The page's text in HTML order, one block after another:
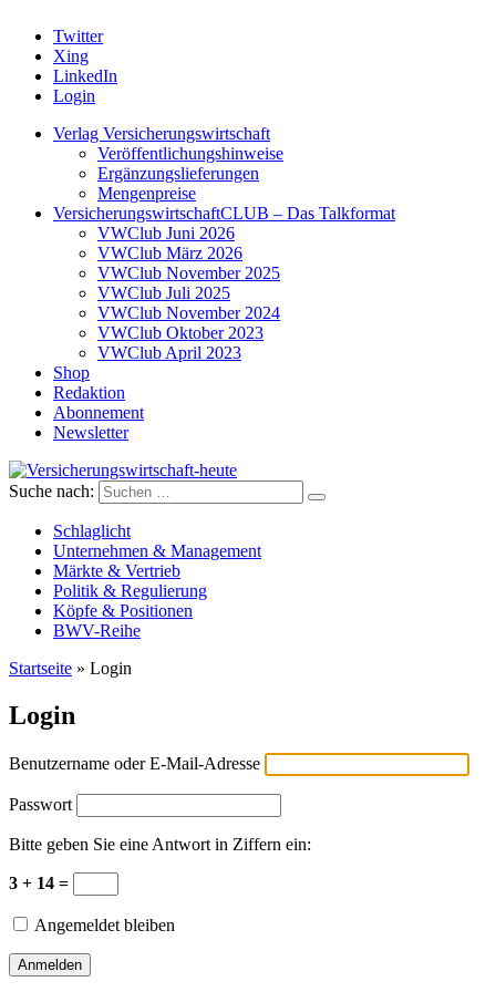
Twitter
Xing
LinkedIn
Login
Verlag Versicherungswirtschaft
Veröffentlichungshinweise
Ergänzungslieferungen
Mengenpreise
VersicherungswirtschaftCLUB – Das Talkformat
VWClub Juni 2026
VWClub März 2026
VWClub November 2025
VWClub Juli 2025
VWClub November 2024
VWClub Oktober 2023
VWClub April 2023
Shop
Redaktion
Abonnement
Newsletter
Versicherungswirtschaft-heute
Suche nach:
Schlaglicht
Unternehmen & Management
Märkte & Vertrieb
Politik & Regulierung
Köpfe & Positionen
BWV-Reihe
Startseite » Login
Login
Benutzername oder E-Mail-Adresse
Passwort
Bitte geben Sie eine Antwort in Ziffern ein:
3 + 14 =
Angemeldet bleiben